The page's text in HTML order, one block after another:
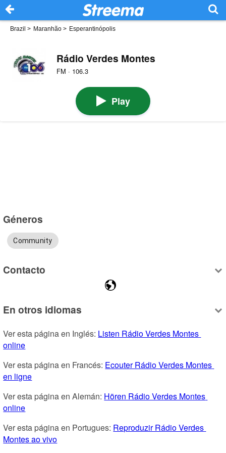
Brazil > Maranhão > Esperantinópolis
Rádio Verdes Montes
FM · 106.3
Play
Géneros
Community
Contacto
En otros idiomas
Ver esta página en Inglés: Listen Rádio Verdes Montes
online
Ver esta página en Francés: Ecouter Rádio Verdes Montes
en ligne
Ver esta página en Alemán: Hören Rádio Verdes Montes
online
Ver esta página en Portugues: Reproduzir Rádio Verdes
Montes ao vivo